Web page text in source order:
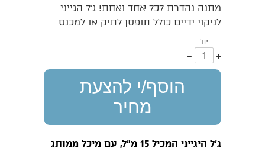
מתנה נהדרת לכל אחד ואחת! ג'ל הגייני
לניקוי ידיים כולל תופסן לתיק או למכנס
יח'
עוד
אחד
הוסף/י להצעת
מחיר
ג'ל היגייני המכיל 15 מ"ל, עם מיכל ממותג